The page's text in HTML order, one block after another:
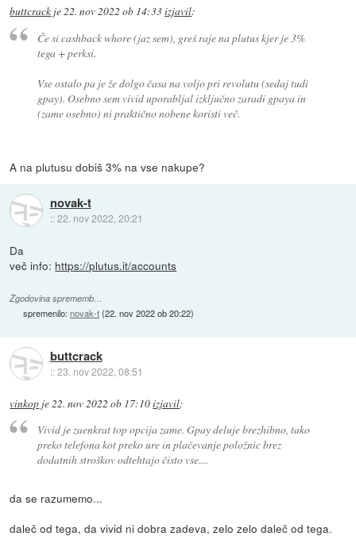
buttcrack je22. nov 2022 ob 14:33izjavil:
Če si cashback whore (jaz sem), greš raje na plutus kjer je 3%
tega + perksi.
Vse ostalo pa je že dolgo časa na voljo pri revolutu (sedaj tudi
gpay). Osebno sem vivid uporabljal izključno zaradi gpaya in
(zame osebno) ni praktično nobene koristi več.
A na plutusu dobiš 3% na vse nakupe?
novak-t
::22. nov 2022, 20:21
Da
več info: https://plutus.it/accounts
Zgodovina sprememb…
spremenilo:novak-t(22. nov 2022 ob 20:22)
buttcrack
::23. nov 2022, 08:51
vinkop je22. nov 2022 ob 17:10izjavil:
Vivid je zaenkrat top opcija zame. Gpay deluje brezhibno, tako
preko telefona kot preko ure in plačevanje položnic brez
dodatnih stroškov odtehtajo čisto vse....
da se razumemo...
daleč od tega, da vivid ni dobra zadeva, zelo zelo daleč od tega.